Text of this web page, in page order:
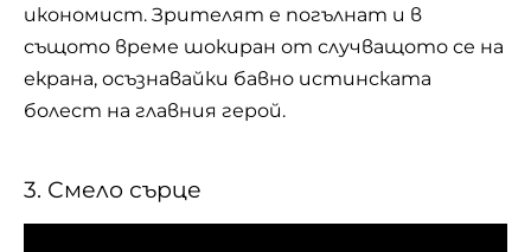
икономист. Зрителят е погълнат и в
същото време шокиран от случващото се на
екрана, осъзнавайки бавно истинската
болест на главния герой.
3. Смело сърце